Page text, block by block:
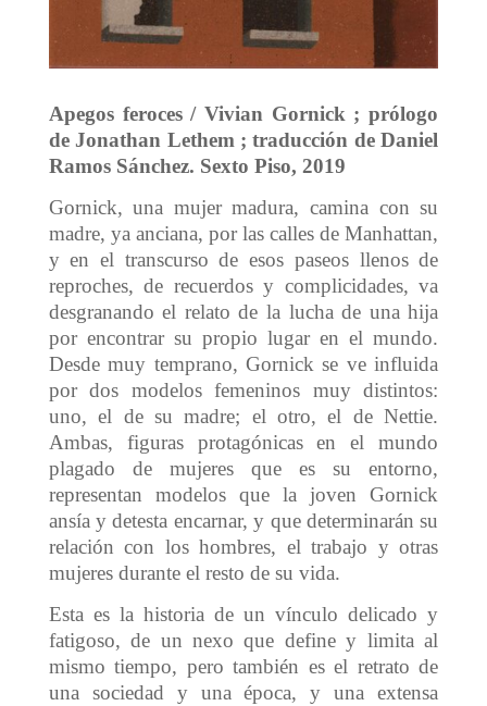
Apegos feroces / Vivian Gornick ; prólogo
de Jonathan Lethem ; traducción de Daniel
Ramos Sánchez. Sexto Piso, 2019
Gornick, una mujer madura, camina con su
madre, ya anciana, por las calles de Manhattan,
y en el transcurso de esos paseos llenos de
reproches, de recuerdos y complicidades, va
desgranando el relato de la lucha de una hija
por encontrar su propio lugar en el mundo.
Desde muy temprano, Gornick se ve influida
por dos modelos femeninos muy distintos:
uno, el de su madre; el otro, el de Nettie.
Ambas, figuras protagónicas en el mundo
plagado de mujeres que es su entorno,
representan modelos que la joven Gornick
ansía y detesta encarnar, y que determinarán su
relación con los hombres, el trabajo y otras
mujeres durante el resto de su vida.
Esta es la historia de un vínculo delicado y
fatigoso, de un nexo que define y limita al
mismo tiempo, pero también es el retrato de
una sociedad y una época, y una extensa